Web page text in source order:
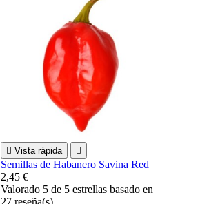
 Vista rápida 
Semillas de Habanero Savina Red
2,45 €
Valorado 5de 5 estrellas basado en